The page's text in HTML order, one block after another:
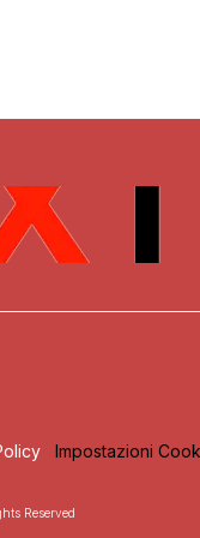
Impostazioni
Reserved